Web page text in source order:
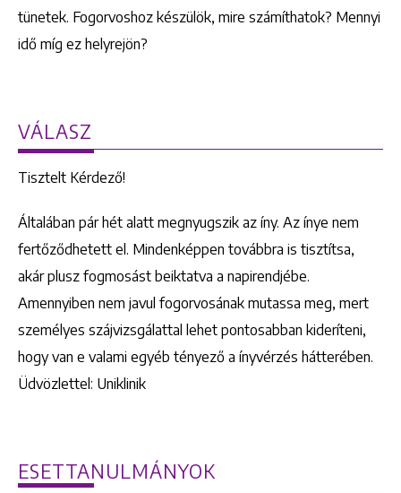
tünetek. Fogorvoshoz készülök, mire számíthatok? Mennyi
idő míg ez helyrejön?
VÁLASZ
Tisztelt Kérdező!
Általában pár hét alatt megnyugszik az íny. Az ínye nem
fertőződhetett el. Mindenképpen továbbra is tisztítsa,
akár plusz fogmosást beiktatva a napirendjébe.
Amennyiben nem javul fogorvosának mutassa meg, mert
személyes szájvizsgálattal lehet pontosabban kideríteni,
hogy van e valami egyéb tényező a ínyvérzés hátterében.
Üdvözlettel: Uniklinik
ESETTANULMÁNYOK